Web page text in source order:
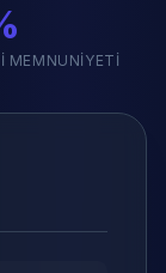
MEMNUNIYETI